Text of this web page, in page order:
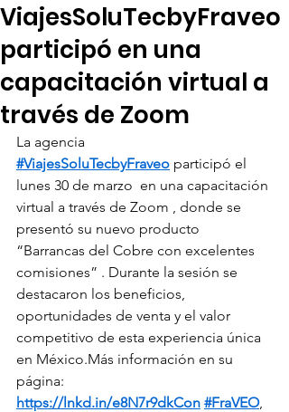
ViajesSoluTecbyFraveo
participó en una
capacitación virtual a
través de Zoom
La agencia
#ViajesSoluTecbyFraveo participó el
lunes 30 de marzo  en una capacitación
virtual a través de Zoom , donde se
presentó su nuevo producto
“Barrancas del Cobre con excelentes
comisiones” . Durante la sesión se
destacaron los beneficios,
oportunidades de venta y el valor
competitivo de esta experiencia única
en México.Más información en su
página:
https://lnkd.in/e8N7r9dkCon #FraVEO,